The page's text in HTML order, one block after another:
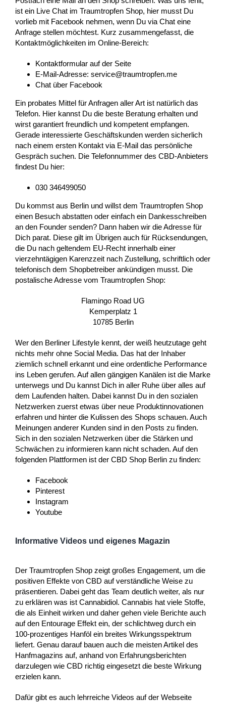
ist ein Live Chat im Traumtropfen Shop, hier musst Du
vorlieb mit Facebook nehmen, wenn Du via Chat eine
Anfrage stellen möchtest. Kurz zusammengefasst, die
Kontaktmöglichkeiten im Online-Bereich:
Kontaktformular auf der Seite
E-Mail-Adresse: service@traumtropfen.me
Chat über Facebook
Ein probates Mittel für Anfragen aller Art ist natürlich das
Telefon. Hier kannst Du die beste Beratung erhalten und
wirst garantiert freundlich und kompetent empfangen.
Gerade interessierte Geschäftskunden werden sicherlich
nach einem ersten Kontakt via E-Mail das persönliche
Gespräch suchen. Die Telefonnummer des CBD-Anbieters
findest Du hier:
030 346499050
Du kommst aus Berlin und willst dem Traumtropfen Shop
einen Besuch abstatten oder einfach ein Dankesschreiben
an den Founder senden? Dann haben wir die Adresse für
Dich parat. Diese gilt im Übrigen auch für Rücksendungen,
die Du nach geltendem EU-Recht innerhalb einer
vierzehntägigen Karenzzeit nach Zustellung, schriftlich oder
telefonisch dem Shopbetreiber ankündigen musst. Die
postalische Adresse vom Traumtropfen Shop:
Flamingo Road UG
Kemperplatz 1
10785 Berlin
Wer den Berliner Lifestyle kennt, der weiß heutzutage geht
nichts mehr ohne Social Media. Das hat der Inhaber
ziemlich schnell erkannt und eine ordentliche Performance
ins Leben gerufen. Auf allen gängigen Kanälen ist die Marke
unterwegs und Du kannst Dich in aller Ruhe über alles auf
dem Laufenden halten. Dabei kannst Du in den sozialen
Netzwerken zuerst etwas über neue Produktinnovationen
erfahren und hinter die Kulissen des Shops schauen. Auch
Meinungen anderer Kunden sind in den Posts zu finden.
Sich in den sozialen Netzwerken über die Stärken und
Schwächen zu informieren kann nicht schaden. Auf den
folgenden Plattformen ist der CBD Shop Berlin zu finden:
Facebook
Pinterest
Instagram
Youtube
Informative Videos und eigenes Magazin
Der Traumtropfen Shop zeigt großes Engagement, um die
positiven Effekte von CBD auf verständliche Weise zu
präsentieren. Dabei geht das Team deutlich weiter, als nur
zu erklären was ist Cannabidiol. Cannabis hat viele Stoffe,
die als Einheit wirken und daher gehen viele Berichte auch
auf den Entourage Effekt ein, der schlichtweg durch ein
100-prozentiges Hanföl ein breites Wirkungsspektrum
liefert. Genau darauf bauen auch die meisten Artikel des
Hanfmagazins auf, anhand von Erfahrungsberichten
darzulegen wie CBD richtig eingesetzt die beste Wirkung
erzielen kann.
Dafür gibt es auch lehrreiche Videos auf der Webseite